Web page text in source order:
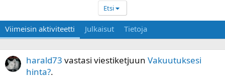
Etsi
Viimeisin aktiviteetti Julkaisut Tietoja
harald73 vastasi viestiketjuun Vakuutuksesi
hinta?.